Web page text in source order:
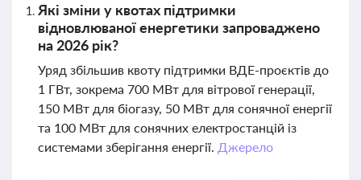
Які зміни у квотах підтримки
відновлюваної енергетики запроваджено
на 2026 рік?
Уряд збільшив квоту підтримки ВДЕ-проєктів до
1 ГВт, зокрема 700 МВт для вітрової генерації,
150 МВт для біогазу, 50 МВт для сонячної енергії
та 100 МВт для сонячних електростанцій із
системами зберігання енергії. Джерело